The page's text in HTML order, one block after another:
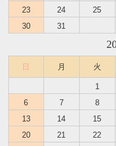
23
24 25
30
31
日 月 火
1
6
7 8
13
14 15
20
21 22